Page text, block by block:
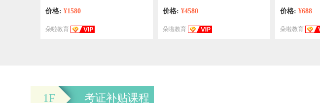
价格: ¥1580
朵啦教育
价格: ¥4580
朵啦教育
价格: ¥688
朵啦教育
1F 考证补贴课程